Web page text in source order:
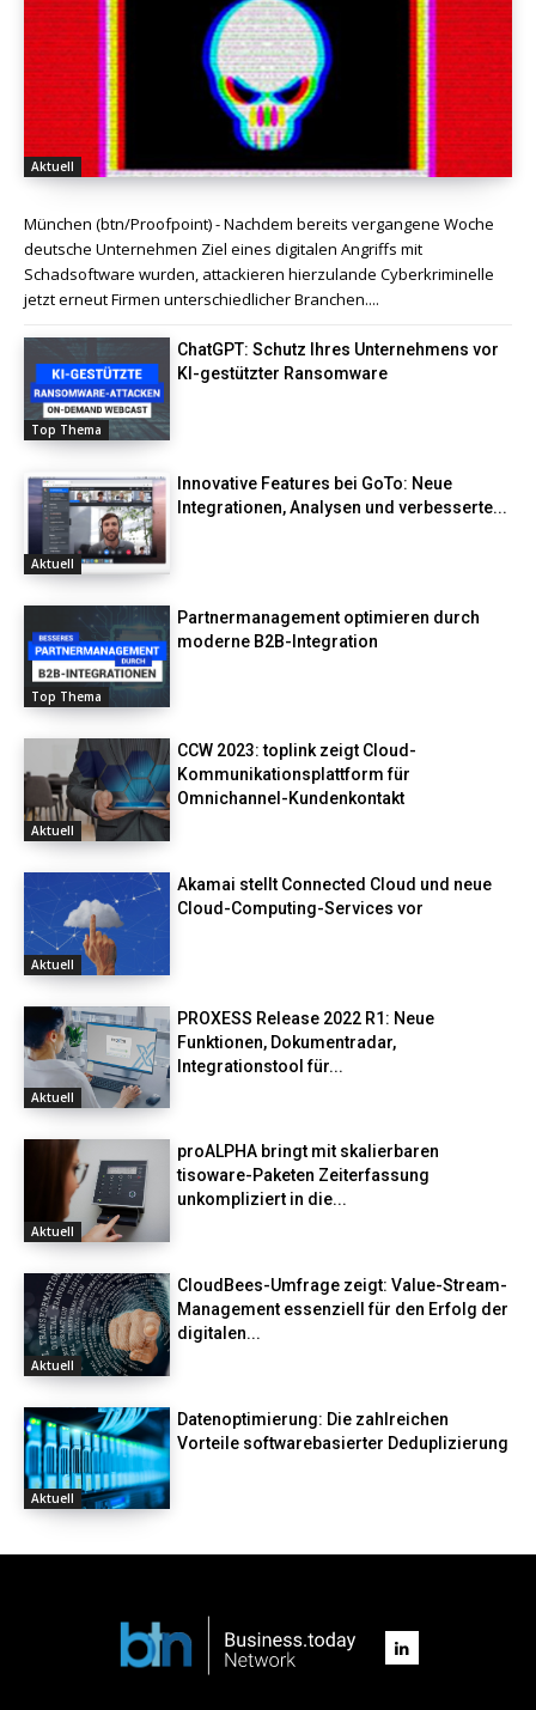
Aktuell
München (btn/Proofpoint) - Nachdem bereits vergangene Woche
deutsche Unternehmen Ziel eines digitalen Angriffs mit
Schadsoftware wurden, attackieren hierzulande Cyberkriminelle
jetzt erneut Firmen unterschiedlicher Branchen....
Top Thema
ChatGPT: Schutz Ihres Unternehmens vor
KI-gestützter Ransomware
Aktuell
Innovative Features bei GoTo: Neue
Integrationen, Analysen und verbesserte...
Top Thema
Partnermanagement optimieren durch
moderne B2B-Integration
Aktuell
CCW 2023: toplink zeigt Cloud-
Kommunikationsplattform für
Omnichannel-Kundenkontakt
Aktuell
Akamai stellt Connected Cloud und neue
Cloud-Computing-Services vor
Aktuell
PROXESS Release 2022 R1: Neue
Funktionen, Dokumentradar,
Integrationstool für...
Aktuell
proALPHA bringt mit skalierbaren
tisoware-Paketen Zeiterfassung
unkompliziert in die...
Aktuell
CloudBees-Umfrage zeigt: Value-Stream-
Management essenziell für den Erfolg der
digitalen...
Aktuell
Datenoptimierung: Die zahlreichen
Vorteile softwarebasierter Deduplizierung